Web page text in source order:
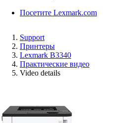
Посетите Lexmark.com
Support
Принтеры
Lexmark B3340
Практические видео
Video details